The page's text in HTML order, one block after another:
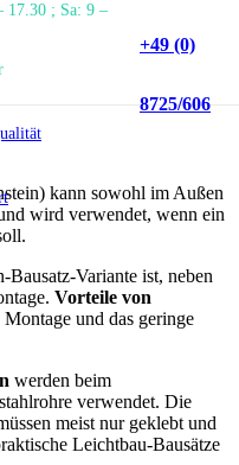
17.30 ; Sa: 9 –
+49 (0)
8725/606
kann sowohl im Außen
wird verwendet, wenn ein
Bausatz-Variante ist, neben
Vorteile von
und das geringe
werden beim
verwendet. Die
meist nur geklebt und
Leichtbau-Bausätze